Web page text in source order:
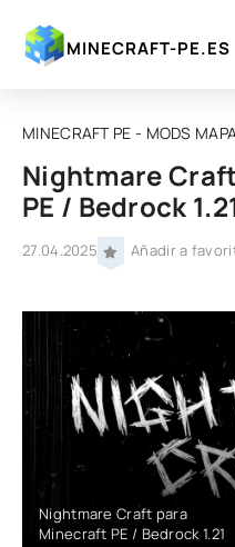
MINECRAFT-PE.ES
MINECRAFT PE - MODS
Nightmare
PE / Bedrock
27.04.2025 Añadir a
Nightmare Craft para
Minecraft PE / Bedrock 1.21